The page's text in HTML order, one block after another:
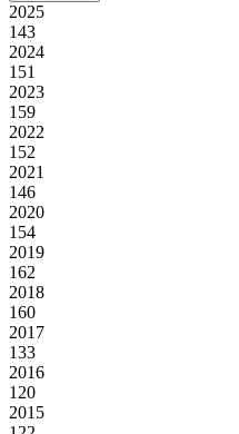
2025
143
2024
151
2023
159
2022
152
2021
146
2020
154
2019
162
2018
160
2017
133
2016
120
2015